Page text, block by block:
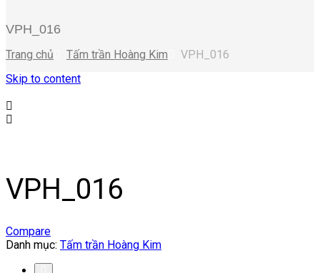
VPH_016
Trang chủ Tấm trần Hoàng Kim
VPH_016
Skip to content
VPH_016
Compare
Danh mục: Tấm trần Hoàng Kim